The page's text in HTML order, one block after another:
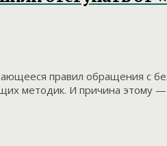
правил обращения с
методик. И причина этому